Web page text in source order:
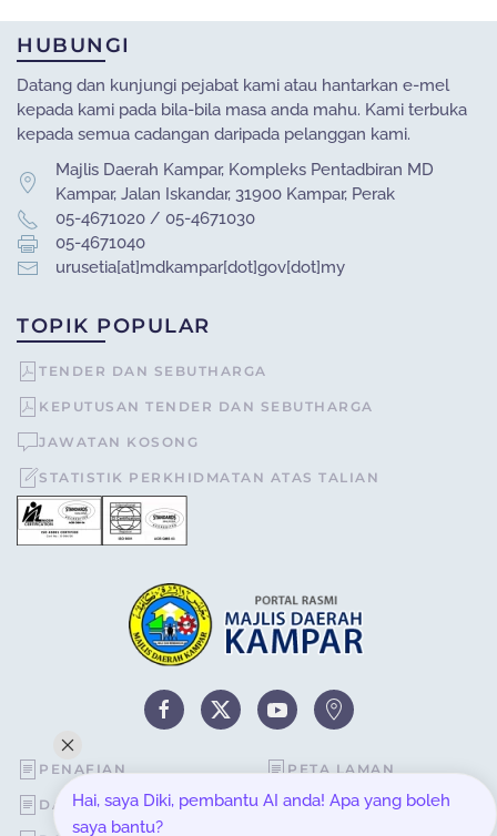
HUBUNGI
Datang dan kunjungi pejabat kami atau hantarkan e-mel
kepada kami pada bila-bila masa anda mahu. Kami terbuka
kepada semua cadangan daripada pelanggan kami.
Majlis Daerah Kampar, Kompleks Pentadbiran MD
Kampar, Jalan Iskandar, 31900 Kampar, Perak
05-4671020 / 05-4671030
05-4671040
urusetia[at]mdkampar[dot]gov[dot]my
TOPIK POPULAR
TENDER DAN SEBUTHARGA
KEPUTUSAN TENDER DAN SEBUTHARGA
JAWATAN KOSONG
STATISTIK PERKHIDMATAN ATAS TALIAN
PENAFIAN
DASAR KESELAMATAN
PETA LAMAN
STATISTIK PELAWAT
Hai, saya Diki, pembantu AI anda! Apa yang boleh
saya bantu?